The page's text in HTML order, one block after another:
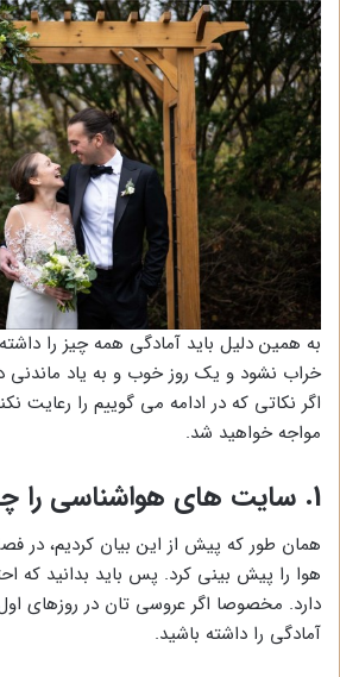
به همین دلیل باید آمادگی همه چیز را
خراب نشود و یک روز خوب و به یاد
اگر نکاتی که در ادامه می گوییم را رعایت
مواجه خواهید شد.
1. سایت های هواشناسی را چک کنید
همان طور که پیش از این بیان کردیم، در
هوا را پیش بینی کرد. پس باید بدانید که
دارد. مخصوصا اگر عروسی تان در روزهای اول
آمادگی را داشته باشید.